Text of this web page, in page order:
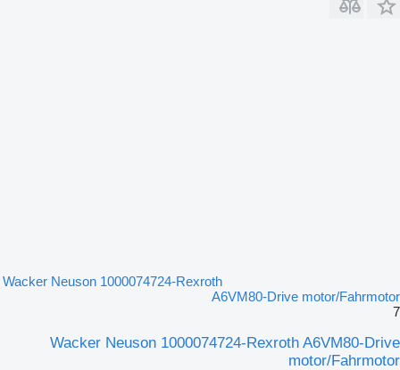
Wacker Neuson 1000074724-Rexroth
A6VM80-Drive motor/Fahrmotor
7
Wacker Neuson 1000074724-Rexroth A6VM80-Drive
motor/Fahrmotor